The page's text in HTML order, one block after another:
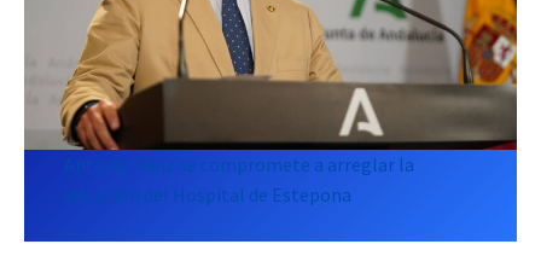
Antonio Sanz se compromete a arreglar la
situación del Hospital de Estepona